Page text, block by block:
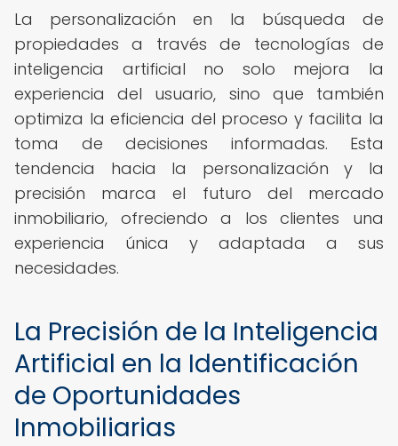
La personalización en la búsqueda de
propiedades a través de tecnologías de
inteligencia artificial no solo mejora la
experiencia del usuario, sino que también
optimiza la eficiencia del proceso y facilita la
toma de decisiones informadas. Esta
tendencia hacia la personalización y la
precisión marca el futuro del mercado
inmobiliario, ofreciendo a los clientes una
experiencia única y adaptada a sus
necesidades.
La Precisión de la Inteligencia
Artificial en la Identificación
de Oportunidades
Inmobiliarias